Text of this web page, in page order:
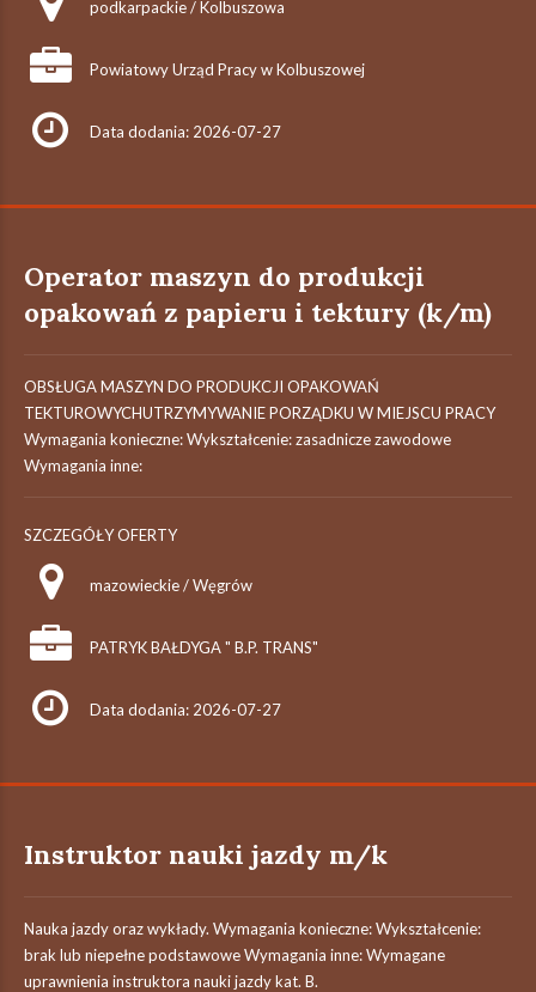
podkarpackie / Kolbuszowa
Powiatowy Urząd Pracy w Kolbuszowej
Data dodania: 2026-07-27
Operator maszyn do produkcji
opakowań z papieru i tektury (k/m)
OBSŁUGA MASZYN DO PRODUKCJI OPAKOWAŃ
TEKTUROWYCHUTRZYMYWANIE PORZĄDKU W MIEJSCU PRACY
Wymagania konieczne: Wykształcenie: zasadnicze zawodowe
Wymagania inne:
SZCZEGÓŁY OFERTY
mazowieckie / Węgrów
PATRYK BAŁDYGA " B.P. TRANS"
Data dodania: 2026-07-27
Instruktor nauki jazdy m/k
Nauka jazdy oraz wykłady. Wymagania konieczne: Wykształcenie:
brak lub niepełne podstawowe Wymagania inne: Wymagane
uprawnienia instruktora nauki jazdy kat. B.